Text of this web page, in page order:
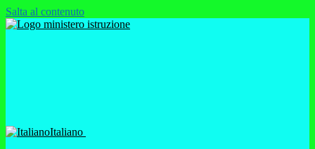
Salta al contenuto
Italiano